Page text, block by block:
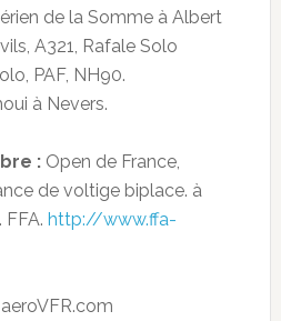
de la Somme à Albert
A321, Rafale Solo
PAF, NH90.
à Nevers.
:Open de France,
de voltige biplace. à
FFA. http://www.ffa-